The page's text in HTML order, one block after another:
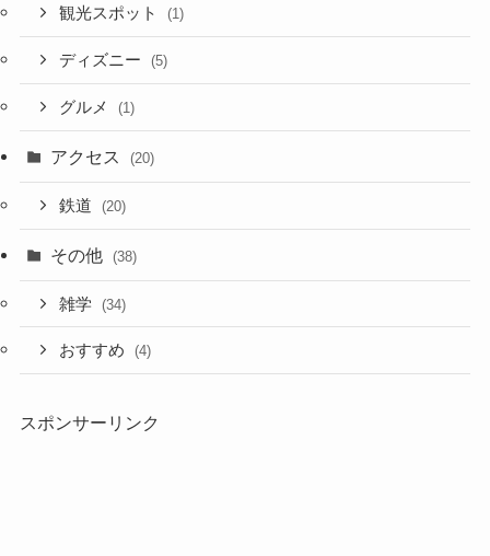
観光スポット (1)
ディズニー (5)
グルメ (1)
アクセス (20)
鉄道 (20)
その他 (38)
雑学 (34)
おすすめ (4)
スポンサーリンク